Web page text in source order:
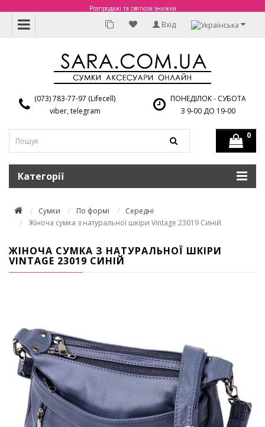
Розпродажі та святкові знижки
Вхід
(073) 783-77-97 (Lifecell)
viber, telegram
ПОНЕДІЛОК - СУБОТА
З 9-00 ДО 19-00
0
Категорії
Сумки По формі
Середні
Жіноча сумка з натуральної шкіри Vintage 23019 Синій
ЖІНОЧА СУМКА З НАТУРАЛЬНОЇ ШКІРИ
VINTAGE 23019 СИНІЙ